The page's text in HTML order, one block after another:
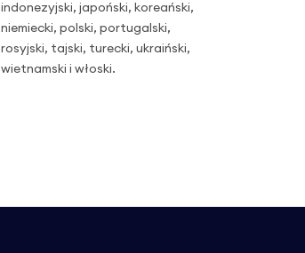
indonezyjski, japoński, koreański,
niemiecki, polski, portugalski,
rosyjski, tajski, turecki, ukraiński,
wietnamski i włoski.